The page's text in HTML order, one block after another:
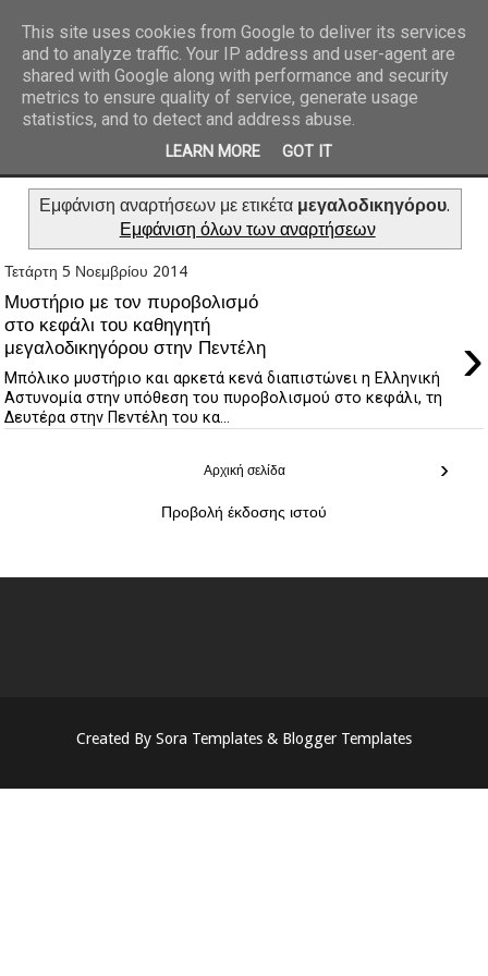
REPORTAZ NET
Εμφάνιση αναρτήσεων με ετικέτα μεγαλοδικηγόρου.
Εμφάνιση όλων των αναρτήσεων
Τετάρτη 5 Νοεμβρίου 2014
Μυστήριο με τον πυροβολισμό
στο κεφάλι του καθηγητή
μεγαλοδικηγόρου στην Πεντέλη
›
Μπόλικο μυστήριο και αρκετά κενά διαπιστώνει η Ελληνική
Αστυνομία στην υπόθεση του πυροβολισμού στο κεφάλι, τη
Δευτέρα στην Πεντέλη του κα...
›
Αρχική σελίδα
Προβολή έκδοσης ιστού
Created By Sora Templates & Blogger Templates
This site uses cookies from Google to deliver its services
and to analyze traffic. Your IP address and user-agent are
shared with Google along with performance and security
metrics to ensure quality of service, generate usage
statistics, and to detect and address abuse.
LEARN MORE GOT IT